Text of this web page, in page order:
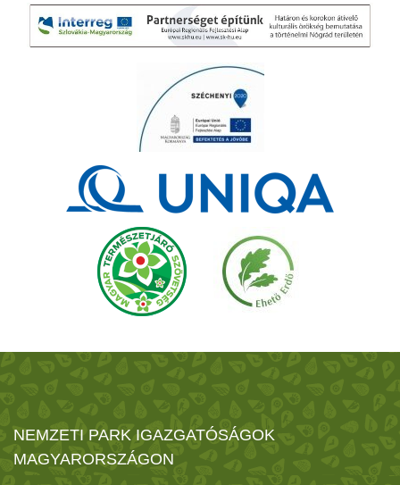
NEMZETI PARK IGAZGATÓSÁGOK
MAGYARORSZÁGON